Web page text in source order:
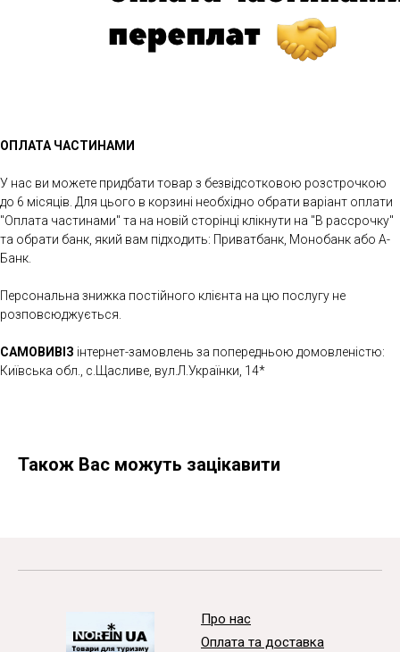
ОПЛАТА ЧАСТИНАМИ
У нас ви можете придбати товар з безвідсотковою розстрочкою
до 6 місяців. Для цього в корзині необхідно обрати варіант оплати
"Оплата частинами" та на новій сторінці клікнути на "В рассрочку"
та обрати банк, який вам підходить: Приватбанк, Монобанк або А-
Банк.
Персональна знижка постійного клієнта на цю послугу не
розповсюджується.
САМОВИВІЗ інтернет-замовлень за попередньою домовленістю:
Київська обл., с.Щасливе, вул.Л.Українки, 14*
Також Вас можуть зацікавити
Про нас
Оплата та доставка